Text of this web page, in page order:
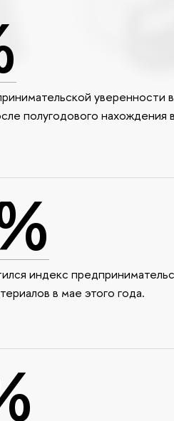
уверенности
полугодового нахождения
индекс
в мае этого года.